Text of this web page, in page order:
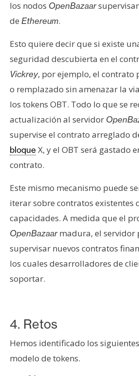
los nodos OpenBazaar
de Ethereum.
Esto quiere decir que si existe
seguridad descubierta en el
Vickrey, por ejemplo, el contrato
o remplazado sin amenazar la
los tokens OBT. Todo lo que se
actualización al servidor
supervise el contrato arreglado
bloqueX, y el OBT será gastado
contrato.
Este mismo mecanismo puede
iterar sobre contratos existentes
capacidades. A medida que el
OpenBazaarmadura, el servidor
supervisar nuevos contratos
los cuales desarrolladores de
soportar.
4. Retos
Hemos identificado los
modelo de tokens.